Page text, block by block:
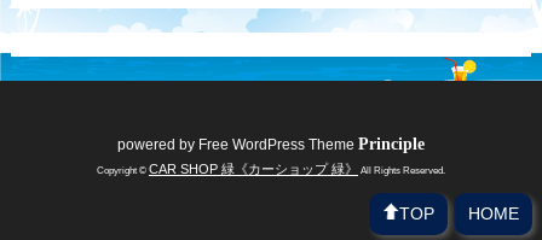
powered by Free WordPress Theme Principle
Copyright © CAR SHOP 緑《カーショップ 緑》 All Rights Reserved.
HOME
TOP